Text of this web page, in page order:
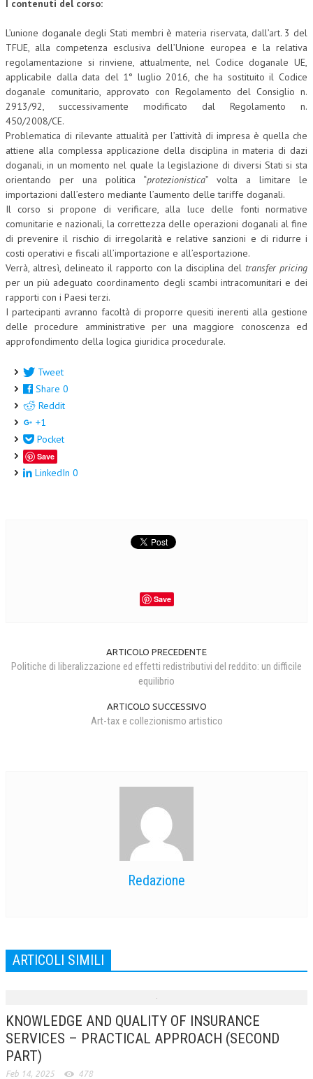
I contenuti del corso:
L’unione doganale degli Stati membri è materia riservata, dall’art. 3 del
TFUE, alla competenza esclusiva dell’Unione europea e la relativa
regolamentazione si rinviene, attualmente, nel Codice doganale UE,
applicabile dalla data del 1° luglio 2016, che ha sostituito il Codice
doganale comunitario, approvato con Regolamento del Consiglio n.
2913/92, successivamente modificato dal Regolamento n.
450/2008/CE.
Problematica di rilevante attualità per l’attività di impresa è quella che
attiene alla complessa applicazione della disciplina in materia di dazi
doganali, in un momento nel quale la legislazione di diversi Stati si sta
orientando per una politica “protezionistica” volta a limitare le
importazioni dall’estero mediante l’aumento delle tariffe doganali.
Il corso si propone di verificare, alla luce delle fonti normative
comunitarie e nazionali, la correttezza delle operazioni doganali al fine
di prevenire il rischio di irregolarità e relative sanzioni e di ridurre i
costi operativi e fiscali all’importazione e all’esportazione.
Verrà, altresì, delineato il rapporto con la disciplina del transfer pricing
per un più adeguato coordinamento degli scambi intracomunitari e dei
rapporti con i Paesi terzi.
I partecipanti avranno facoltà di proporre quesiti inerenti alla gestione
delle procedure amministrative per una maggiore conoscenza ed
approfondimento della logica giuridica procedurale.
Tweet
Share 0
Reddit
+1
Pocket
Save
LinkedIn 0
Save
ARTICOLO PRECEDENTE
Politiche di liberalizzazione ed effetti redistributivi del reddito: un difficile
equilibrio
ARTICOLO SUCCESSIVO
Art-tax e collezionismo artistico
Redazione
ARTICOLI SIMILI
KNOWLEDGE AND QUALITY OF INSURANCE
SERVICES – PRACTICAL APPROACH (SECOND
PART)
Feb 14, 2025 478